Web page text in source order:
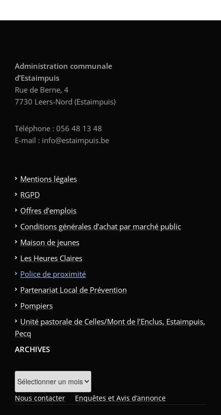
Administration communale
d’Estaimpuis
Rue de Berne, 4
7730 Leers-Nord (Estaimpuis)
Téléphone : 056 48 13 48
E-mail : info@estaimpuis.be
Mentions légales
RGPD
Offres d’emplois
Conditions générales d’achat par marché public
Maison de jeunes
Les Heures Claires
Police de proximité
Partenariat Local de Prévention
Pompiers
Unité pastorale de Celles/Mont de l’Enclus, Estaimpuis,
Pecq
ARCHIVES
Archives
Nous contacter Enquêtes et Avis d’annonce